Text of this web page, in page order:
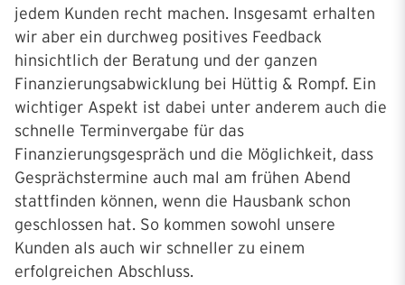
jedem Kunden recht machen. Insgesamt erhalten
wir aber ein durchweg positives Feedback
hinsichtlich der Beratung und der ganzen
Finanzierungsabwicklung bei Hüttig & Rompf. Ein
wichtiger Aspekt ist dabei unter anderem auch die
schnelle Terminvergabe für das
Finanzierungsgespräch und die Möglichkeit, dass
Gesprächstermine auch mal am frühen Abend
stattfinden können, wenn die Hausbank schon
geschlossen hat. So kommen sowohl unsere
Kunden als auch wir schneller zu einem
erfolgreichen Abschluss.